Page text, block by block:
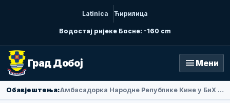
Latinica Ћирилица
Водостај ријеке Босне: -160 cm
Град Добој menu Мени
Обавјештења: Амбасадорка Народне Републике Кине у БиХ Ли Фан посјетила Добој